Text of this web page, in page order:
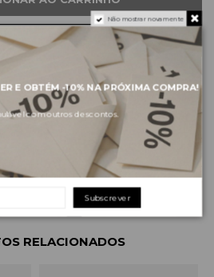
RELACIONADOS
Não mostrar novamente
E OBTÉM -10%NA PRÓXIMA COMPRA!
com outros descontos.
Subscrever